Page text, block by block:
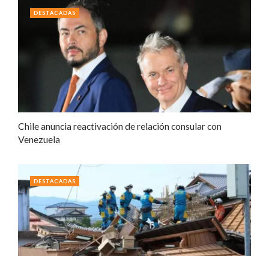
Chile anuncia reactivación de relación consular con
Venezuela
DESTACADAS
DESTACADAS